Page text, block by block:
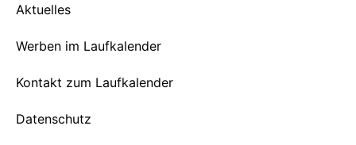
Aktuelles
Werben im Laufkalender
Kontakt zum Laufkalender
Datenschutz